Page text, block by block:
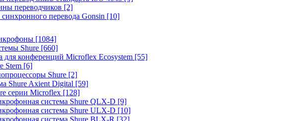
переводчиков [2]
перевода Gonsin [10]
[1084]
Shure [660]
для конференций Microflex Ecosystem [55]
Stem [6]
Shure [2]
Shure Axient Digital [59]
серии Microflex [128]
система Shure QLX-D [9]
система Shure ULX-D [10]
система Shure BLX-R [32]